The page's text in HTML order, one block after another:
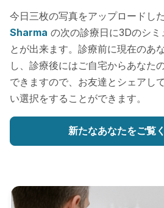
今日三枚の写真をアップロードした
Sharma の次の診療日に3Dのシミ
とが出来ます。診療前に現在のあ
し、診療後にはご自宅からあなた
できますので、お友達とシェアし
い選択をすることができます。
新たなあなたをご覧